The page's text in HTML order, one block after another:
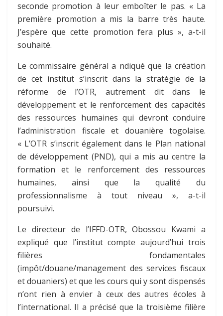
seconde promotion à leur emboîter le pas. « La
première promotion a mis la barre très haute.
J’espère que cette promotion fera plus », a-t-il
souhaité.
Le commissaire général a ndiqué que la création
de cet institut s’inscrit dans la stratégie de la
réforme de l’OTR, autrement dit dans le
développement et le renforcement des capacités
des ressources humaines qui devront conduire
l’administration fiscale et douanière togolaise.
« L’OTR s’inscrit également dans le Plan national
de développement (PND), qui a mis au centre la
formation et le renforcement des ressources
humaines, ainsi que la qualité du
professionnalisme à tout niveau », a-t-il
poursuivi.
Le directeur de l’IFFD-OTR, Obossou Kwami a
expliqué que l’institut compte aujourd’hui trois
filières fondamentales
(impôt/douane/management des services fiscaux
et douaniers) et que les cours qui y sont dispensés
n’ont rien à envier à ceux des autres écoles à
l’international. Il a précisé que la troisième filière